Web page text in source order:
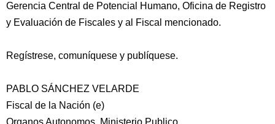
Gerencia Central de Potencial Humano, Oficina de Registro
y Evaluación de Fiscales y al Fiscal mencionado.
Regístrese, comuníquese y publíquese.
PABLO SÁNCHEZ VELARDE
Fiscal de la Nación (e)
Organos Autonomos, Ministerio Publico